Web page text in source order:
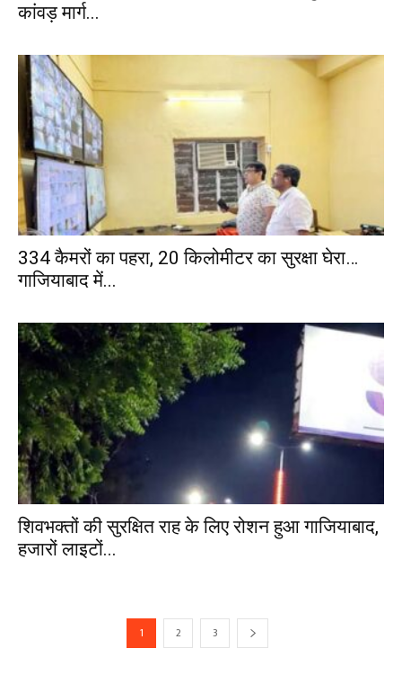
कांवड़ मार्ग...
334 कैमरों का पहरा, 20 किलोमीटर का सुरक्षा घेरा…
गाजियाबाद में...
शिवभक्तों की सुरक्षित राह के लिए रोशन हुआ गाजियाबाद,
हजारों लाइटों...
1 2 3